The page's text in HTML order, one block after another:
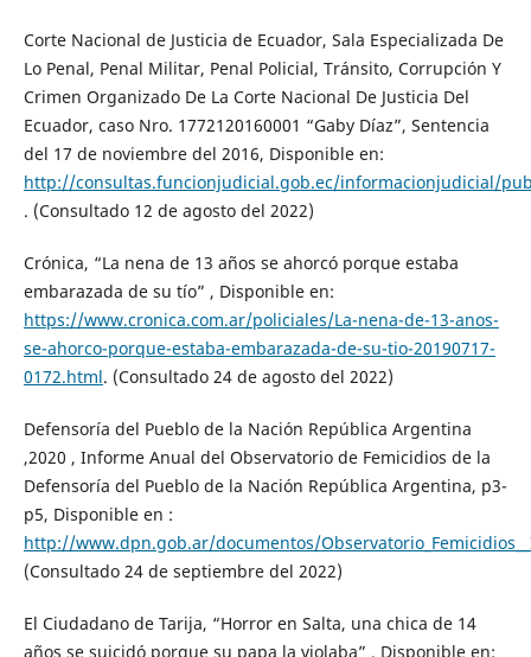
Corte Nacional de Justicia de Ecuador, Sala Especializada De
Lo Penal, Penal Militar, Penal Policial, Tránsito, Corrupción Y
Crimen Organizado De La Corte Nacional De Justicia Del
Ecuador, caso Nro. 1772120160001 “Gaby Díaz”, Sentencia
del 17 de noviembre del 2016, Disponible en:
http://consultas.funcionjudicial.gob.ec/informacionjudicial/
. (Consultado 12 de agosto del 2022)
Crónica, “La nena de 13 años se ahorcó porque estaba
embarazada de su tío” , Disponible en:
https://www.cronica.com.ar/policiales/La-nena-de-13-anos-
se-ahorco-porque-estaba-embarazada-de-su-tio-20190717-
0172.html. (Consultado 24 de agosto del 2022)
Defensoría del Pueblo de la Nación República Argentina
,2020 , Informe Anual del Observatorio de Femicidios de la
Defensoría del Pueblo de la Nación República Argentina, p3-
p5, Disponible en :
http://www.dpn.gob.ar/documentos/
(Consultado 24 de septiembre del 2022)
El Ciudadano de Tarija, “Horror en Salta, una chica de 14
años se suicidó porque su papa la violaba” , Disponible en: